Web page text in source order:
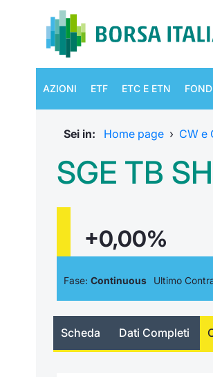
AZIONI ETF ETC E ETN
Sei in: Home page › CW e
SGE TB
+0,00%
Fase: Continuous Ultimo
Scheda Dati Completi